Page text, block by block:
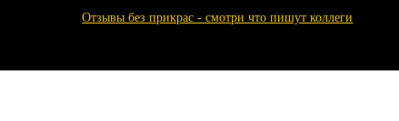
Отзывы без прикрас - смотри что пишут коллеги